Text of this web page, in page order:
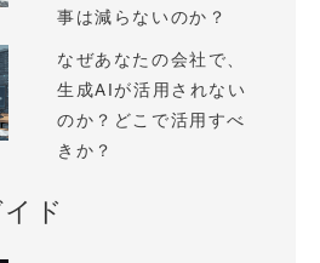
事は減らないのか？
なぜあなたの会社で、
生成AIが活用されない
のか？どこで活用すべ
きか？
ド